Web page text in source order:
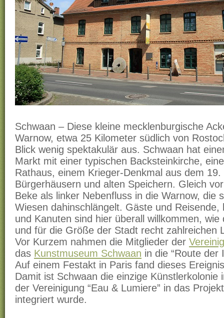
Schwaan – Diese kleine mecklenburgische
Warnow, etwa 25 Kilometer südlich von
Blick wenig spektakulär aus. Schwaan hat
Markt mit einer typischen Backsteinkirche,
Rathaus, einem Krieger-Denkmal aus dem
Bürgerhäusern und alten Speichern. Gleich
Beke als linker Nebenfluss in die Warnow, die
Wiesen dahinschlängelt. Gäste und
und Kanuten sind hier überall willkommen, wie
und für die Größe der Stadt recht zahlreichen
Vor Kurzem nahmen die Mitglieder der
das Kunstmuseum Schwaan in die “Route der
Auf einem Festakt in Paris fand dieses
Damit ist Schwaan die einzige Künstlerkolonie
der Vereinigung “Eau & Lumiere” in das
integriert wurde.